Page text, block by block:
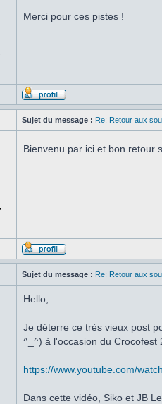
Merci pour ces pistes !
Sujet du message : Re: Retour aux
Bienvenu par ici et bon retour
Sujet du message : Re: Retour aux
Hello,
Je déterre ce très vieux post
^_^) à l'occasion du Crocofest
https://www.youtube.com/
Dans cette vidéo, Siko et JB